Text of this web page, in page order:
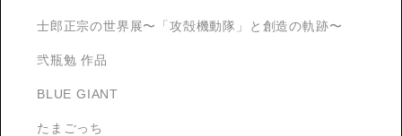
士郎正宗の世界展〜「攻殻機動隊」と創造の軌跡〜
弐瓶勉 作品
BLUE GIANT
たまごっち